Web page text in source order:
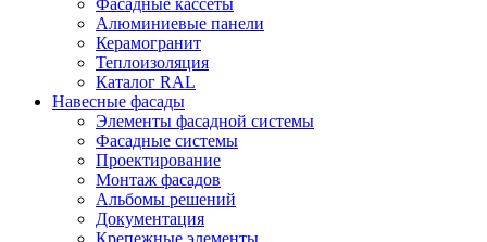
Фасадные кассеты
Алюминиевые панели
Керамогранит
Теплоизоляция
Каталог RAL
Навесные фасады
Элементы фасадной системы
Фасадные системы
Проектирование
Монтаж фасадов
Альбомы решений
Документация
Крепежные элементы